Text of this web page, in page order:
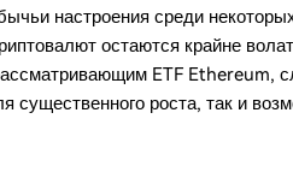
настроения среди
остаются крайне
ETF Ethereum,
существенного роста, так и